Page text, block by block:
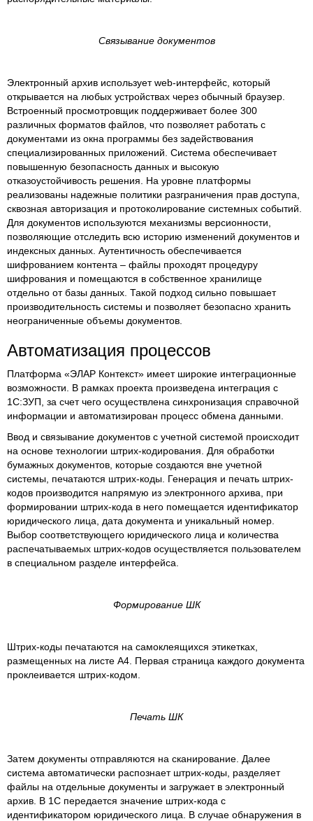
Связывание документов
Электронный архив использует web-интерфейс, который
открывается на любых устройствах через обычный браузер.
Встроенный просмотровщик поддерживает более 300
различных форматов файлов, что позволяет работать с
документами из окна программы без задействования
специализированных приложений. Система обеспечивает
повышенную безопасность данных и высокую
отказоустойчивость решения. На уровне платформы
реализованы надежные политики разграничения прав доступа,
сквозная авторизация и протоколирование системных событий.
Для документов используются механизмы версионности,
позволяющие отследить всю историю изменений документов и
индексных данных. Аутентичность обеспечивается
шифрованием контента – файлы проходят процедуру
шифрования и помещаются в собственное хранилище
отдельно от базы данных. Такой подход сильно повышает
производительность системы и позволяет безопасно хранить
неограниченные объемы документов.
Автоматизация процессов
Платформа «ЭЛАР Контекст» имеет широкие интеграционные
возможности. В рамках проекта произведена интеграция с
1С:ЗУП, за счет чего осуществлена синхронизация справочной
информации и автоматизирован процесс обмена данными.
Ввод и связывание документов с учетной системой происходит
на основе технологии штрих-кодирования. Для обработки
бумажных документов, которые создаются вне учетной
системы, печатаются штрих-коды. Генерация и печать штрих-
кодов производится напрямую из электронного архива, при
формировании штрих-кода в него помещается идентификатор
юридического лица, дата документа и уникальный номер.
Выбор соответствующего юридического лица и количества
распечатываемых штрих-кодов осуществляется пользователем
в специальном разделе интерфейса.
Формирование ШК
Штрих-коды печатаются на самоклеящихся этикетках,
размещенных на листе А4. Первая страница каждого документа
проклеивается штрих-кодом.
Печать ШК
Затем документы отправляются на сканирование. Далее
система автоматически распознает штрих-коды, разделяет
файлы на отдельные документы и загружает в электронный
архив. В 1С передается значение штрих-кода с
идентификатором юридического лица. В случае обнаружения в